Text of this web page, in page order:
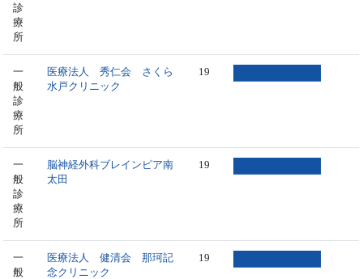
診
療
所
一
般
診
療
所
医療法人 秀仁会 さくら
水戸クリニック
19
一
般
診
療
所
脳神経外科ブレインピア南
太田
19
一
般
医療法人 健清会 那珂記
念クリニック
19